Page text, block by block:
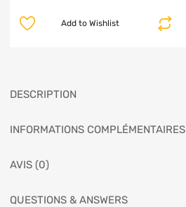
Add to Wishlist
DESCRIPTION
INFORMATIONS COMPLÉMENTAIRES
AVIS (0)
QUESTIONS & ANSWERS